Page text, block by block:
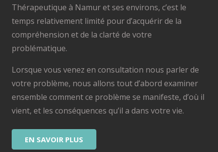
Thérapeutique à Namur et ses environs, c’est le
temps relativement limité pour d’acquérir de la
compréhension et de la clarté de votre
problématique.
Lorsque vous venez en consultation nous parler de
votre problème, nous allons tout d’abord examiner
ensemble comment ce problème se manifeste, d’où il
vient, et les conséquences qu’il a dans votre vie.
EN SAVOIR PLUS